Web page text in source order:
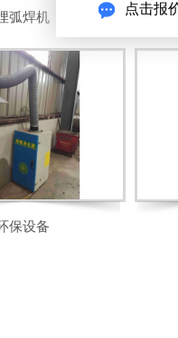
弧焊机
保设备
点击报